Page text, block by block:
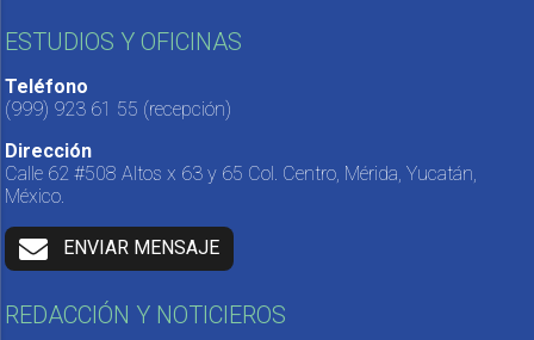
ESTUDIOS Y OFICINAS
Teléfono
(999) 923 61 55 (recepción)
Dirección
Calle 62 #508 Altos x 63 y 65 Col. Centro, Mérida, Yucatán,
México.
ENVIAR MENSAJE
REDACCIÓN Y NOTICIEROS